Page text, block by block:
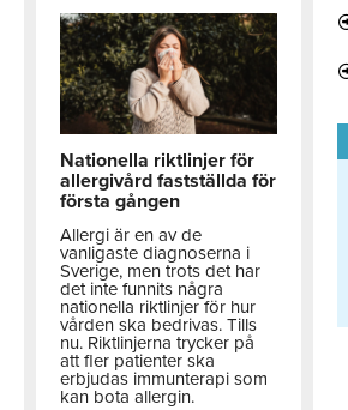
Nationella riktlinjer för
allergivård fastställda för
första gången
Allergi är en av de
vanligaste diagnoserna i
Sverige, men trots det har
det inte funnits några
nationella riktlinjer för hur
vården ska bedrivas. Tills
nu. Riktlinjerna trycker på
att fler patienter ska
erbjudas immunterapi som
kan bota allergin.